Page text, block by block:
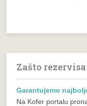
Zašto
Garantujemo
Na Kofer portalu